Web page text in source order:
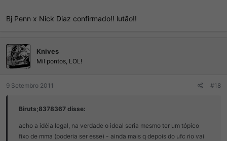
Bj Penn x Nick Diaz confirmado!! lutão!!
Knives
Mil pontos, LOL!
9 Setembro 2011 #18
Biruts;8378367 disse:
acho a idéia legal, na verdade o ideal seria mesmo ter um tópico
fixo de mma (poderia ser esse) - ainda mais q depois do ufc rio vai